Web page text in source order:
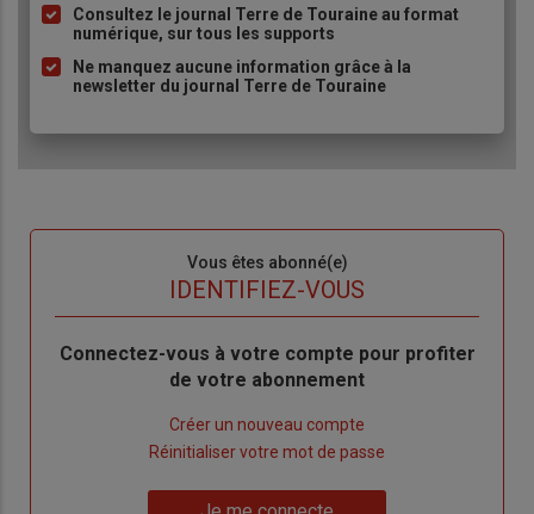
à
puce
Consultez le journal Terre de Touraine au format
numérique, sur tous les supports
Ne manquez aucune information grâce à la
newsletter du journal Terre de Touraine
Vous êtes abonné(e)
IDENTIFIEZ-VOUS
Body
Connectez-vous à votre compte pour profiter
de votre abonnement
Créer un nouveau compte
Réinitialiser votre mot de passe